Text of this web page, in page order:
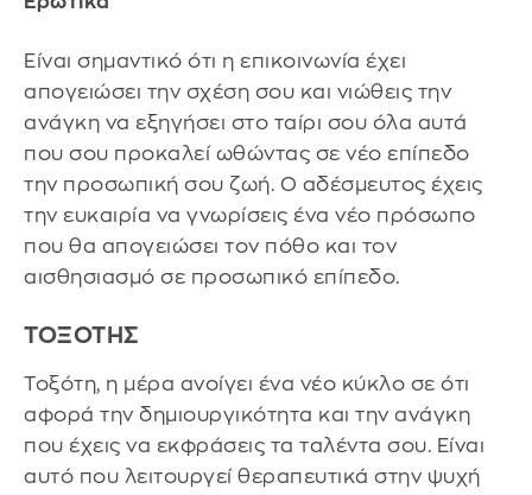
Είναι σημαντικό ότι η επικοινωνία έχει
απογειώσει την σχέση σου και νιώθεις την
ανάγκη να εξηγήσει στο ταίρι σου όλα αυτά
που σου προκαλεί ωθώντας σε νέο επίπεδο
την προσωπική σου ζωή. Ο αδέσμευτος έχεις
την ευκαιρία να γνωρίσεις ένα νέο πρόσωπο
που θα απογειώσει τον πόθο και τον
αισθησιασμό σε προσωπικό επίπεδο.
ΤΟΞΟΤΗΣ
Τοξότη, η μέρα ανοίγει ένα νέο κύκλο σε ότι
αφορά την δημιουργικότητα και την ανάγκη
που έχεις να εκφράσεις τα ταλέντα σου. Είναι
αυτό που λειτουργεί θεραπευτικά στην ψυχή